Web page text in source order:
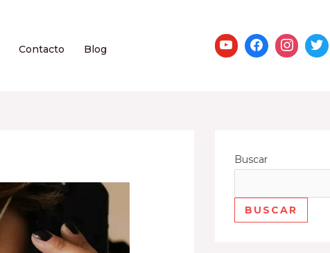
Contacto Blog
Buscar
BUSCAR